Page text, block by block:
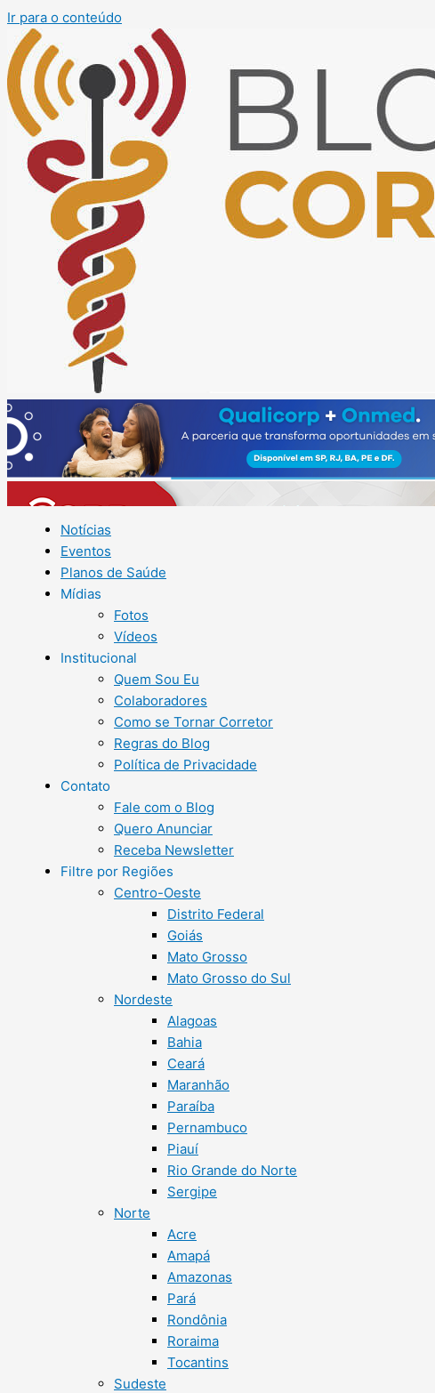
Ir para o conteúdo
Notícias
Eventos
Planos de Saúde
Mídias
Fotos
Vídeos
Institucional
Quem Sou Eu
Colaboradores
Como se Tornar Corretor
Regras do Blog
Política de Privacidade
Contato
Fale com o Blog
Quero Anunciar
Receba Newsletter
Filtre por Regiões
Centro-Oeste
Distrito Federal
Goiás
Mato Grosso
Mato Grosso do Sul
Nordeste
Alagoas
Bahia
Ceará
Maranhão
Paraíba
Pernambuco
Piauí
Rio Grande do Norte
Sergipe
Norte
Acre
Amapá
Amazonas
Pará
Rondônia
Roraima
Tocantins
Sudeste